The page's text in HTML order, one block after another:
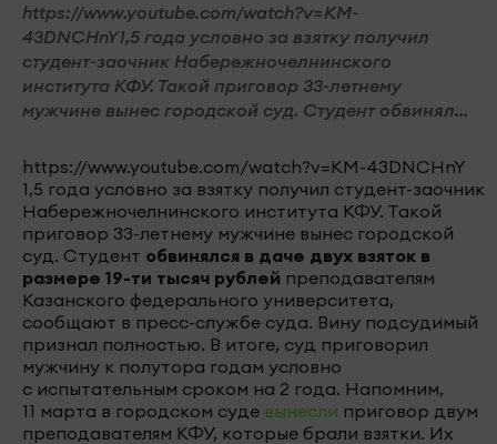
https://www.youtube.com/watch?v=KM-
43DNCHnY1,5 года условно за взятку получил
студент-заочник Набережночелнинского
института КФУ. Такой приговор 33-летнему
мужчине вынес городской суд. Студент обвинял...
https://www.youtube.com/watch?v=KM-43DNCHnY
1,5 года условно за взятку получил студент-заочник
Набережночелнинского института КФУ. Такой
приговор 33-летнему мужчине вынес городской
суд. Студент обвинялся в даче двух взяток в
размере 19-ти тысяч рублей преподавателям
Казанского федерального университета,
сообщают в пресс-службе суда. Вину подсудимый
признал полностью. В итоге, суд приговорил
мужчину к полутора годам условно
с испытательным сроком на 2 года. Напомним,
11 марта в городском суде вынесли приговор двум
преподавателям КФУ, которые брали взятки. Их